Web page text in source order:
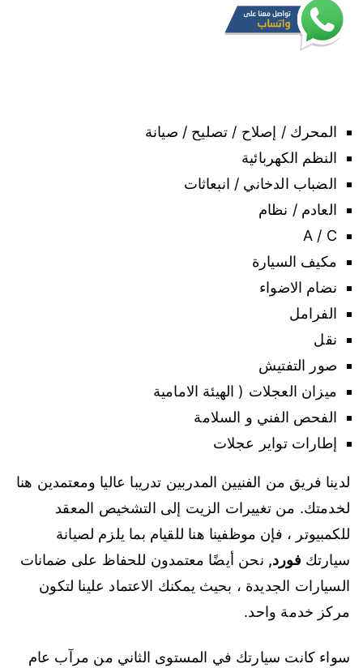
المحرك / إصلاح / تصليح / صيانة
النظم الكهربائية
الضباب الدخاني / انبعاثات
العادم / نظام
A / C
مكيف السيارة
نضام الاضواء
الفرامل
نقل
صور التفتيش
ميزان العجلات ( الهيئة الامامية
الفحص الفني و السلامة
إطارات تواير عجلات
لدينا فريق من الفنيين المدربين تدريبا عاليا ومعتمدين هنا
لخدمتك. من تغييرات الزيت إلى التشخيص المعقد
للكمبيوتر ، فإن موظفينا هنا للقيام بما يلزم لصيانة
سيارتك فورد, نحن أيضًا معتمدون للحفاظ على ضمانات
السيارات الجديدة ، بحيث يمكنك الاعتماد علينا لتكون
مركز خدمة واحد.
سواء كانت سيارتك في المستوى الثاني من مرآب عام